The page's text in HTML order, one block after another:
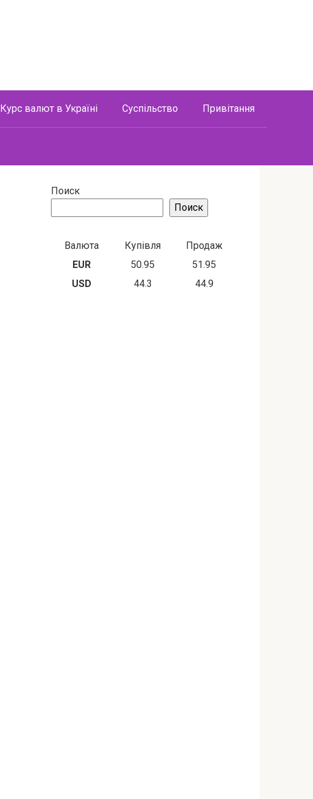
Курс валют в Україні Суспільство Привітання
Поиск
Поиск
Валюта Купівля
Продаж
EUR
50.95
51.95
USD
44.3 44.9